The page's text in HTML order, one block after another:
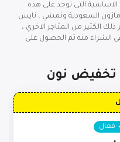
التى توجد على هذه
السعودية ونمشي ، نايس
الكثير من المتاجر الاخري ،
الشراء منه ثم الحصول على
تخفيض نون
فعال